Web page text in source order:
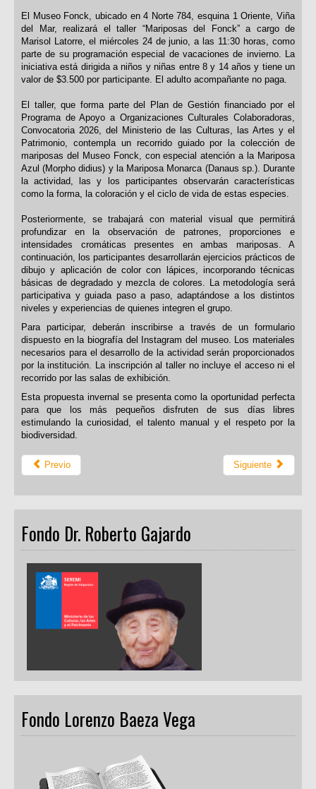
El Museo Fonck, ubicado en 4 Norte 784, esquina 1 Oriente, Viña
del Mar, realizará el taller “Mariposas del Fonck” a cargo de
Marisol Latorre, el miércoles 24 de junio, a las 11:30 horas, como
parte de su programación especial de vacaciones de invierno. La
iniciativa está dirigida a niños y niñas entre 8 y 14 años y tiene un
valor de $3.500 por participante. El adulto acompañante no paga.
El taller, que forma parte del Plan de Gestión financiado por el
Programa de Apoyo a Organizaciones Culturales Colaboradoras,
Convocatoria 2026, del Ministerio de las Culturas, las Artes y el
Patrimonio, contempla un recorrido guiado por la colección de
mariposas del Museo Fonck, con especial atención a la Mariposa
Azul (Morpho didius) y la Mariposa Monarca (Danaus sp.). Durante
la actividad, las y los participantes observarán características
como la forma, la coloración y el ciclo de vida de estas especies.
Posteriormente, se trabajará con material visual que permitirá
profundizar en la observación de patrones, proporciones e
intensidades cromáticas presentes en ambas mariposas. A
continuación, los participantes desarrollarán ejercicios prácticos de
dibujo y aplicación de color con lápices, incorporando técnicas
básicas de degradado y mezcla de colores. La metodología será
participativa y guiada paso a paso, adaptándose a los distintos
niveles y experiencias de quienes integren el grupo.
Para participar, deberán inscribirse a través de un formulario
dispuesto en la biografía del Instagram del museo. Los materiales
necesarios para el desarrollo de la actividad serán proporcionados
por la institución. La inscripción al taller no incluye el acceso ni el
recorrido por las salas de exhibición.
Esta propuesta invernal se presenta como la oportunidad perfecta
para que los más pequeños disfruten de sus días libres
estimulando la curiosidad, el talento manual y el respeto por la
biodiversidad.
Previo Siguiente
Fondo Dr. Roberto Gajardo
Fondo Lorenzo Baeza Vega